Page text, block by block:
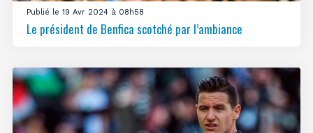
Publié le 19 Avr 2024 à 08h58
Le président de Benfica scotché par l’ambiance